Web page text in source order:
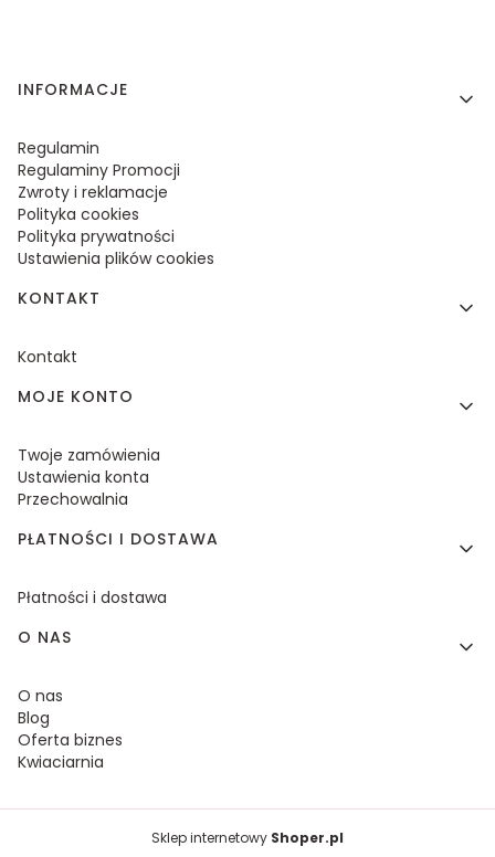
Linki w stopce
INFORMACJE
Regulamin
Regulaminy Promocji
Zwroty i reklamacje
Polityka cookies
Polityka prywatności
Ustawienia plików cookies
KONTAKT
Kontakt
MOJE KONTO
Twoje zamówienia
Ustawienia konta
Przechowalnia
PŁATNOŚCI I DOSTAWA
Płatności i dostawa
O NAS
O nas
Blog
Oferta biznes
Kwiaciarnia
Sklep internetowy Shoper.pl